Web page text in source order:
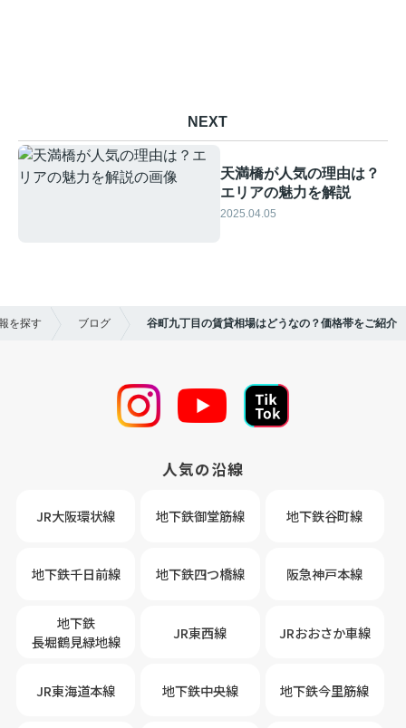
NEXT
天満橋が人気の理由は？
エリアの魅力を解説
2025.04.05
を探す ブログ 谷町九丁目の賃貸相場はどうなの？価格帯をご紹介
人気の沿線
JR大阪環状線 地下鉄御堂筋線 地下鉄谷町線
地下鉄千日前線 地下鉄四つ橋線 阪急神戸本線
地下鉄
長堀鶴見緑地線
JR東西線 JRおおさか車線
JR東海道本線 地下鉄中央線 地下鉄今里筋線